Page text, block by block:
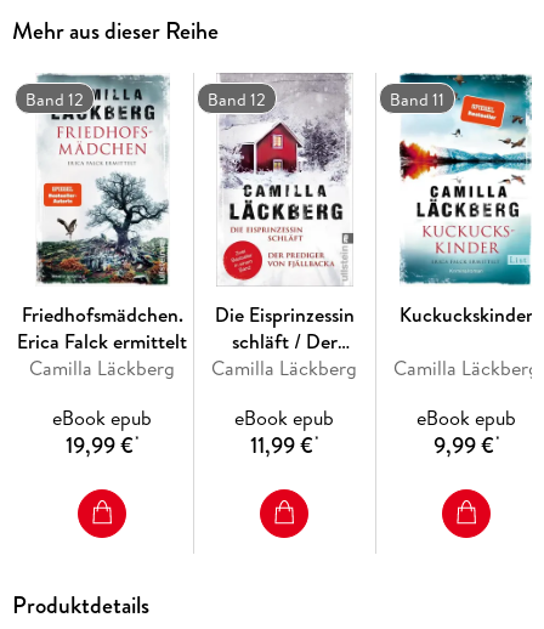
Realität auf: Famielienfehden, sexuelle Perversionen und ein
alte, weit zurückreichende Schuld.
Mehr aus dieser Reihe
Band 12
Friedhofsmädchen.
Erica Falck ermittelt
Camilla Läckberg
eBook epub
19,99 €*
Band 12
Die Eisprinzessin
schläft / Der
Prediger von
Camilla Läckberg
eBook epub
11,99 €*
Band 11
Kuckuckskinder
Camilla Läckberg
eBook epub
9,99 €*
Produktdetails